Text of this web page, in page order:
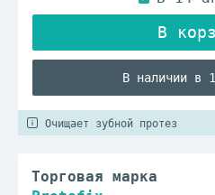
В наличии в
Очищает зубной протез
Торговая марка